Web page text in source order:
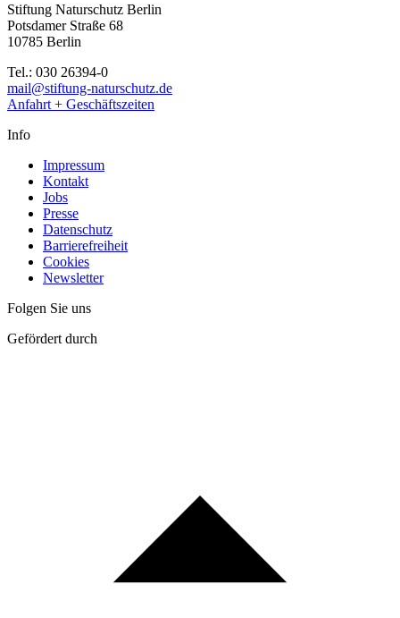
Stiftung Naturschutz Berlin
Potsdamer Straße 68
10785 Berlin
Tel.: 030 26394-0
mail@stiftung-naturschutz.de
Anfahrt + Geschäftszeiten
Info
Impressum
Kontakt
Jobs
Presse
Datenschutz
Barrierefreiheit
Cookies
Newsletter
Folgen Sie uns
Gefördert durch